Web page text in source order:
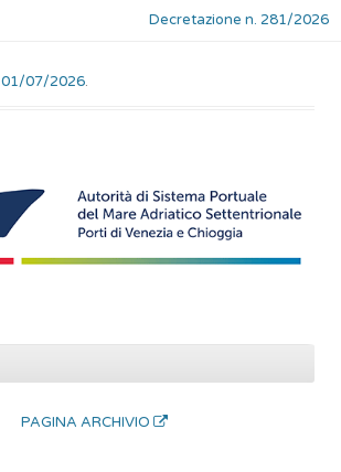
Decretazione n. 281/2026
01/07/2026.
PAGINA ARCHIVIO